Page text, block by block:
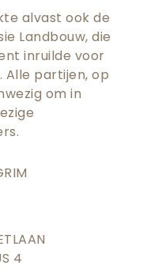
alvast ook de
Landbouw, die
inruilde voor
Alle partijen, op
om in
4